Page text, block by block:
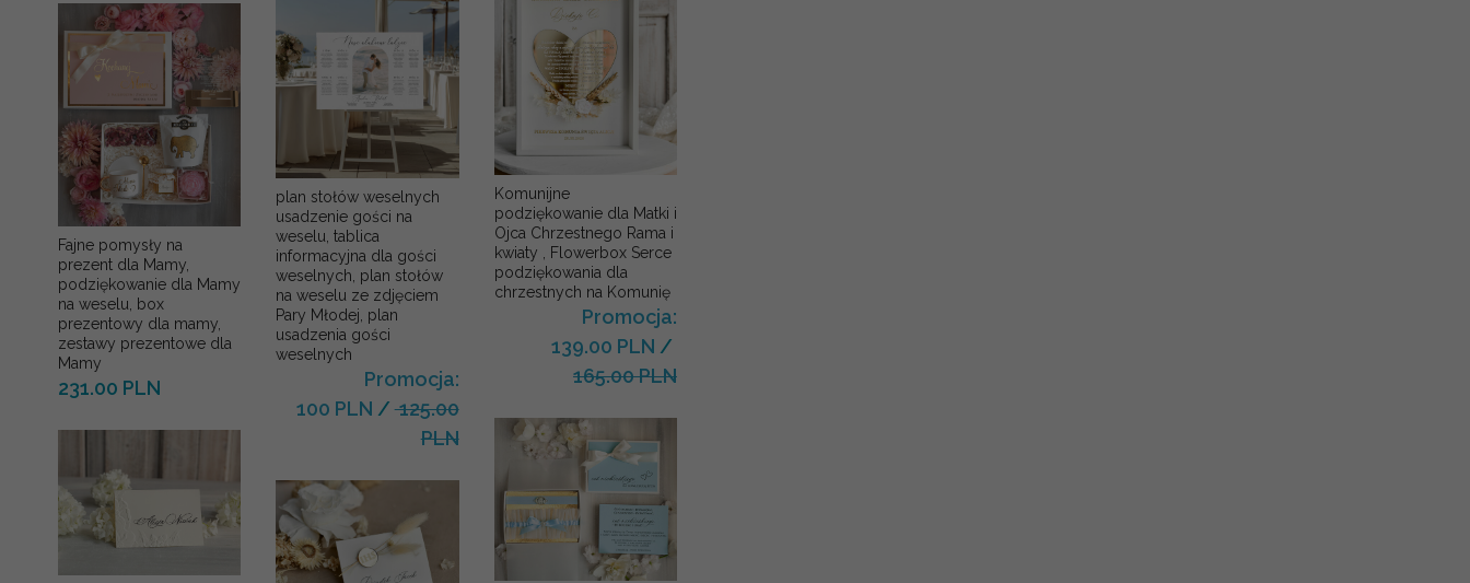
Fajne pomysły na
prezent dla Mamy,
podziękowanie dla Mamy
na weselu, box
prezentowy dla mamy,
zestawy prezentowe dla
Mamy
231.00 PLN
plan stołów weselnych
usadzenie gości na
weselu, tablica
informacyjna dla gości
weselnych, plan stołów
na weselu ze zdjęciem
Pary Młodej, plan
usadzenia gości
weselnych
Promocja:
100 PLN /125.00
PLN
Komunijne
podziękowanie dla Matki i
Ojca Chrzestnego Rama i
kwiaty , Flowerbox Serce
podziękowania dla
chrzestnych na Komunię
Promocja:
139.00 PLN /
165.00 PLN